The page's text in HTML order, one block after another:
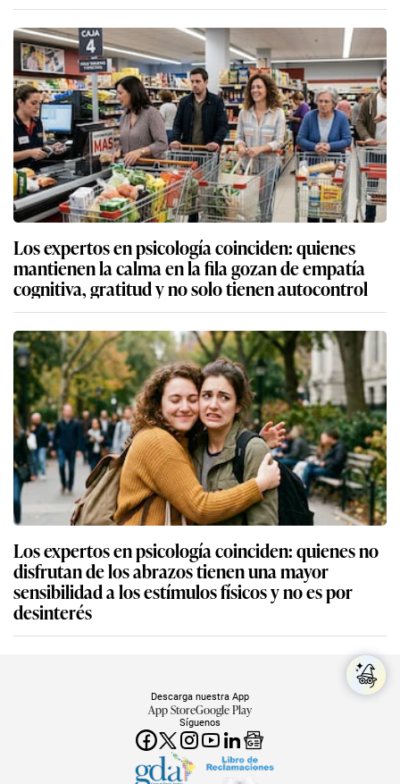
Los expertos en psicología coinciden: quienes
mantienen la calma en la fila gozan de empatía
cognitiva, gratitud y no solo tienen autocontrol
Los expertos en psicología coinciden: quienes no
disfrutan de los abrazos tienen una mayor
sensibilidad a los estímulos físicos y no es por
desinterés
Síguenos
Descarga nuestra App
App StoreGoogle Play